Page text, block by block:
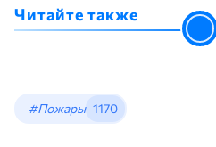
Читайте также
#Пожары 1170